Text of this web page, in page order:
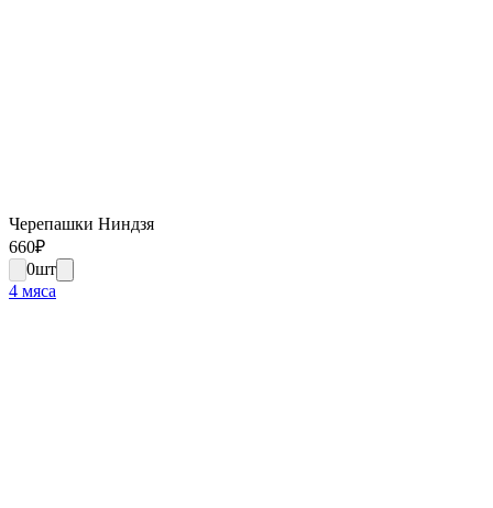
Черепашки Ниндзя
660₽
0шт
4 мяса